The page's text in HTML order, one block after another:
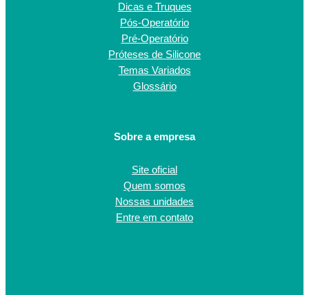
Dicas e Truques
Pós-Operatório
Pré-Operatório
Próteses de Silicone
Temas Variados
Glossário
Sobre a empresa
Site oficial
Quem somos
Nossas unidades
Entre em contato